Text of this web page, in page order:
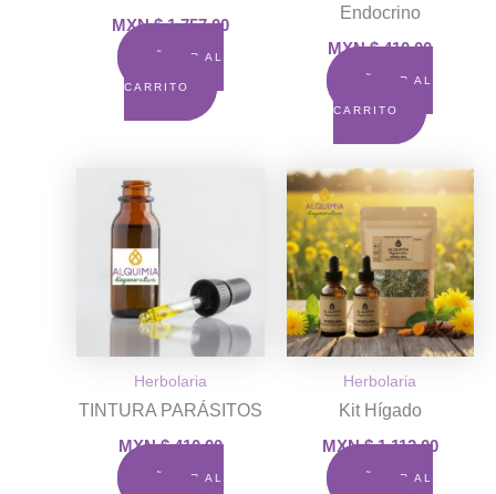
MXN $1,757.00
AÑADIR AL
CARRITO
Endocrino
MXN $410.00
AÑADIR AL
CARRITO
Herbolaria
TINTURA PARÁSITOS
MXN $410.00
AÑADIR AL
Herbolaria
Kit Hígado
MXN $1,112.00
AÑADIR AL